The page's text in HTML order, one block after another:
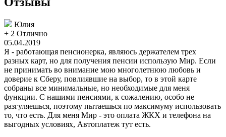
Юлия
+ 2 Отлично
05.04.2019
Я - работающая пенсионерка, являюсь держателем трех
разных карт, но для получения пенсии использую Мир. Если
не принимать во внимание мою многолетнюю любовь и
доверие к Сберу, повлиявшие на выбор, то в этой карте
собраны все минимальные, но необходимые для меня
функции. С нашими пенсиями, к сожалению, особо не
разгуляешься, поэтому пытаешься по максимуму использовать
то, что есть. Для меня Мир - это оплата ЖКХ и телефона на
выгодных условиях, Автоплатеж тут есть.